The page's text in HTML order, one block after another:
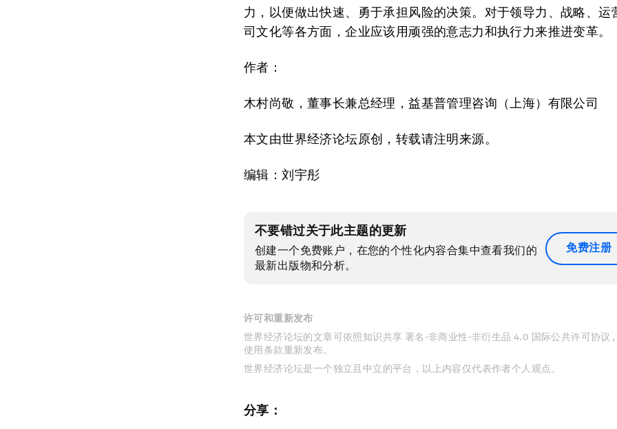
力，以便做出快速、勇于承担风险的决策。对于领导力、战略、运
司文化等各方面，企业应该用顽强的意志力和执行力来推进变革。
作者：
木村尚敬，董事长兼总经理，益基普管理咨询（上海）有限公司
本文由世界经济论坛原创，转载请注明来源。
编辑：刘宇彤
不要错过关于此主题的更新
创建一个免费账户，在您的个性化内容合集中查看我们的
最新出版物和分析。
免费注册
许可和重新发布
世界经济论坛的文章可依照知识共享 署名-非商业性-非衍生品 4.0 国际公共许可协议 ,
使用条款重新发布。
世界经济论坛是一个独立且中立的平台，以上内容仅代表作者个人观点。
分享：